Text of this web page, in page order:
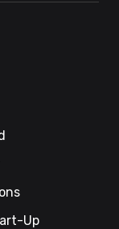
Up